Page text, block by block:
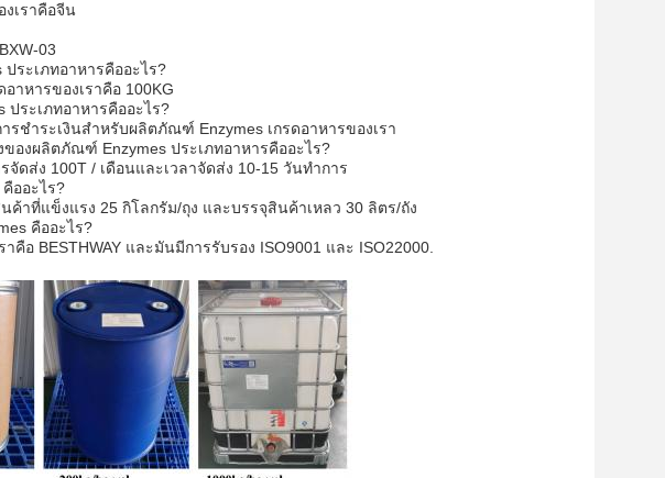
เราคือจีน
03
ระเภทอาหารคืออะไร?
หารของเราคือ 100KG
ระเภทอาหารคืออะไร?
รชําระเงินสําหรับผลิตภัณฑ์ Enzymes เกรดอาหารของเรา
องผลิตภัณฑ์ Enzymes ประเภทอาหารคืออะไร?
ดส่ง 100T / เดือนและเวลาจัดส่ง 10-15 วันทําการ
ออะไร?
าที่แข็งแรง 25 กิโลกรัม/ถุง และบรรจุสินค้าเหลว 30 ลิตร/ถัง
คืออะไร?
BESTHWAY และมันมีการรับรอง ISO9001 และ ISO22000.